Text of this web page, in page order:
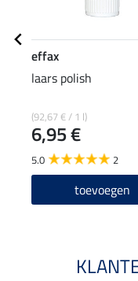
effax
laars polish
(92,67 € / 1 l)
6,95 €
5.0 2
toevoegen